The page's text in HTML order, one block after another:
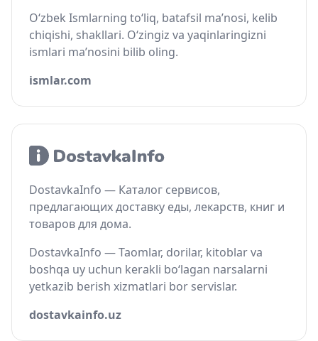
O‘zbek Ismlarning to‘liq, batafsil ma’nosi, kelib
chiqishi, shakllari. O‘zingiz va yaqinlaringizni
ismlari ma’nosini bilib oling.
ismlar.com
DostavkaInfo — Каталог сервисов,
предлагающих доставку еды, лекарств, книг и
товаров для дома.
DostavkaInfo — Taomlar, dorilar, kitoblar va
boshqa uy uchun kerakli bo‘lagan narsalarni
yetkazib berish xizmatlari bor servislar.
dostavkainfo.uz